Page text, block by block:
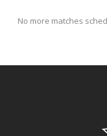
No more matches